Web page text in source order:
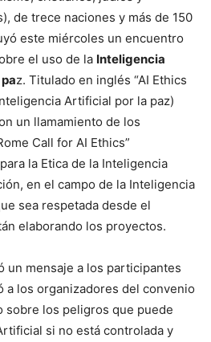
de trece naciones y más de 150
este miércoles un encuentro
el uso de la Inteligencia
z. Titulado en inglés “AI Ethics
Artificial por la paz)
un llamamiento de los
Call for AI Ethics”
la Etica de la Inteligencia
en el campo de la Inteligencia
sea respetada desde el
elaborando los proyectos.
un mensaje a los participantes
a los organizadores del convenio
sobre los peligros que puede
si no está controlada y